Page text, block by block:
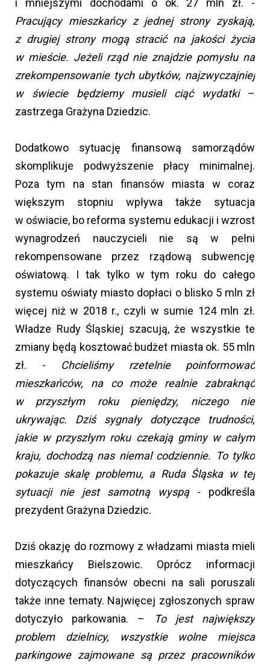
i mniejszymi dochodami o ok. 27 mln zł. -
Pracujący mieszkańcy z jednej strony zyskają,
z drugiej strony mogą stracić na jakości życia
w mieście. Jeżeli rząd nie znajdzie pomysłu na
zrekompensowanie tych ubytków, najzwyczajniej
w świecie będziemy musieli ciąć wydatki–
zastrzega Grażyna Dziedzic.
Dodatkowo sytuację finansową samorządów
skomplikuje podwyższenie płacy minimalnej.
Poza tym na stan finansów miasta w coraz
większym stopniu wpływa także sytuacja
w oświacie, bo reforma systemu edukacji i wzrost
wynagrodzeń nauczycieli nie są w pełni
rekompensowane przez rządową subwencję
oświatową. I tak tylko w tym roku do całego
systemu oświaty miasto dopłaci o blisko 5 mln zł
więcej niż w 2018 r., czyli w sumie 124 mln zł.
Władze Rudy Śląskiej szacują, że wszystkie te
zmiany będą kosztować budżet miasta ok. 55 mln
zł. - Chcieliśmy rzetelnie poinformować
mieszkańców, na co może realnie zabraknąć
w przyszłym roku pieniędzy, niczego nie
ukrywając. Dziś sygnały dotyczące trudności,
jakie w przyszłym roku czekają gminy w całym
kraju, dochodzą nas niemal codziennie. To tylko
pokazuje skalę problemu, a Ruda Śląska w tej
sytuacji nie jest samotną wyspą - podkreśla
prezydent Grażyna Dziedzic.
Dziś okazję do rozmowy z władzami miasta mieli
mieszkańcy Bielszowic. Oprócz informacji
dotyczących finansów obecni na sali poruszali
także inne tematy. Najwięcej zgłoszonych spraw
dotyczyło parkowania. –
To jest największy
problem dzielnicy, wszystkie wolne miejsca
parkingowe zajmowane są przez pracowników